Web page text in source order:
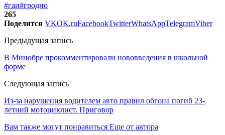
#гаи#гродно
265
Поделится VKOK.ruFacebookTwitterWhatsAppTelegramViber
Предыдущая запись
В Минобре прокомментировали нововведения в школьной
форме
Следующая запись
Из-за нарушения водителем авто правил обгона погиб 23-
летний мотоциклист. Приговор
Вам также могут понравиться Еще от автора